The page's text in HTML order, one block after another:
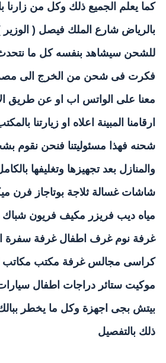
كما يعلم الجميع ذلك وكل من زارنا
بالرياض شارع الملك فيصل ( الوزير
للشحن سيشاهد بنفسه كل ما نتحدث
فكرت فى شحن من الخرج الى
معنا على الواتس اب او عن طريق
ارقامنا المبينة اعلاه او زيارتنا
شحنه فهذا مسئوليتنا فنحن نقوم
والمنازل بعد تجهيزها وتغليفها
شاشات غسالة ثلاجة بوتاجاز فرن
مياه ديب فريزر مكيف فريون
غرفة نوم غرف اطفال غرفة سفرة
كراسى مجالس غرفة مكتب مكاتب
موكيت ستائر دراجات اطفال
بيتش بجى اجهزة وكل ما يخطر
ذلك بالتفصيل